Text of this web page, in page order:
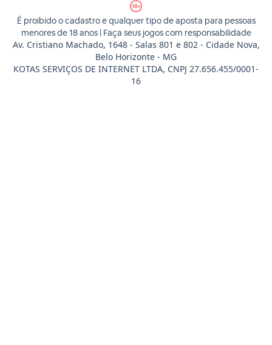
É proibido o cadastro e qualquer tipo de aposta para pessoas
menores de 18 anos | Faça seus jogos com responsabilidade
Av. Cristiano Machado, 1648 - Salas 801 e 802 - Cidade Nova,
Belo Horizonte - MG
KOTAS SERVIÇOS DE INTERNET LTDA, CNPJ 27.656.455/0001-
16